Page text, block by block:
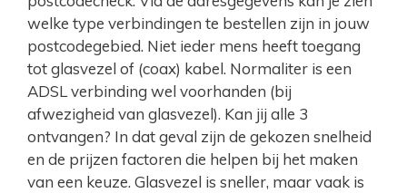
welke type verbindingen te bestellen zijn in jouw
postcodegebied. Niet ieder mens heeft toegang
tot glasvezel of (coax) kabel. Normaliter is een
ADSL verbinding wel voorhanden (bij
afwezigheid van glasvezel). Kan jij alle 3
ontvangen? In dat geval zijn de gekozen snelheid
en de prijzen factoren die helpen bij het maken
van een keuze. Glasvezel is sneller, maar vaak is